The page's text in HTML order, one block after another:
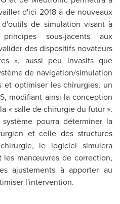
d'ici 2018 à de nouveaux
de simulation visant à
sous-jacents aux
des dispositifs novateurs
», aussi peu invasifs que
de navigation/simulation
et optimiser les chirurgies, un
modifiant ainsi la conception
« salle de chirurgie du futur ».
pourra déterminer la
et celle des structures
le logiciel simulera
les manœuvres de correction,
ajustements à apporter au
l'intervention.